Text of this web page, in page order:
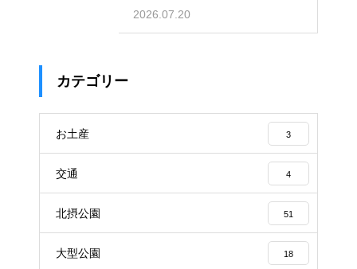
奮の場
2026.07.20
カテゴリー
お土産 3
交通 4
北摂公園 51
大型公園 18